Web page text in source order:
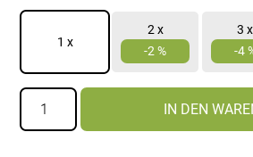
1 x
-2 %
2 x
-4
3 x
Grapefruitkernextrakt
Menge
IN DEN